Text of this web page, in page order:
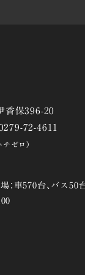
香保396-20
72-4611
チゼロ）
車570台、バス50台